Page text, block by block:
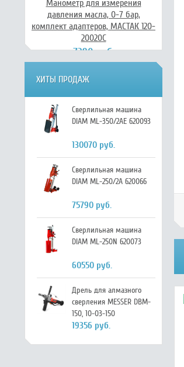
Манометр для измерения
давления масла, 0-7 бар,
комплект адаптеров, МАСТАК 120-
20020C
7390 руб.
ХИТЫ ПРОДАЖ
Сверлильная машина
DIAM ML-350/2AE 620093
130070 руб.
Сверлильная машина
DIAM ML-250/2А 620066
75790 руб.
Сверлильная машина
DIAM ML-250N 620073
60550 руб.
Дрель для алмазного
сверления MESSER DBM-
150, 10-03-150
19356 руб.